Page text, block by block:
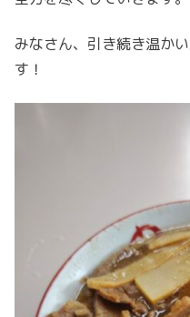
みなさん、引き続き温か
す！